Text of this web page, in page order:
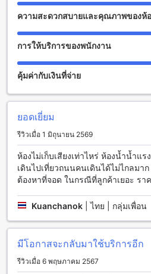
นอกจากนี้ยังมีการทำความสะอาดห้
ผ่อนอย่างสบายในบรรยากาศที่สะอาด
สิ่งอำนวยความสะดวกทางการขนส่ง
บีทู เชียงราย ไนท์ บาร์ซา บูติค แอน
สำหรับผู้มาโดยรถส่วนตัว โรงแรมมี
และปลอดภัย และยิ่งดีที่ผู้เข้าพักสามา
สิ่งอำนวยความสะดวกในห้องพักที่บีทู
แอนด์ บัดเจ็ท โฮเทล
บีทู เชียงราย ไนท์ บาร์ซา บูติค แอนด์
ความสะดวกในห้องพักที่ทันสมัยและ
เข้าพักทุกคน ห้องพักทั้งหมดมีระบบป
อุณหภูมิได้อย่างสะดวกสบาย นอกจา
ส่งให้ทุกวันเพื่อให้ผู้เข้าพักติดตามข่า
ต้องการจัดการทรงผมในระหว่างการ
ผมที่สะดวกสบายให้บริการ นอกจากนี้
ผู้เข้าพักสามารถเก็บเครื่องดื่มและอา
ความสะดวกสบายและคุณภาพของห้
การให้บริการของพนักงาน
คุ้มค่ากับเงินที่จ่าย
ยอดเยี่ยม
รีวิวเมื่อ 1 มิถุนายน 2569
ห้องไม่เก็บเสียงเท่าไหร่ ห้องน้ำน้ำแ
เดินไปเที่ยวถนนคนเดินได้ไม่ไกลมา
ต้องหาที่จอด ในกรณีที่ลูกค้าเยอะ รา
Kuanchanok |ไทย | กลุ่มเพื่อน
มีโอกาสจะกลับมาใช้บริการอีก
รีวิวเมื่อ 6 พฤษภาคม 2567